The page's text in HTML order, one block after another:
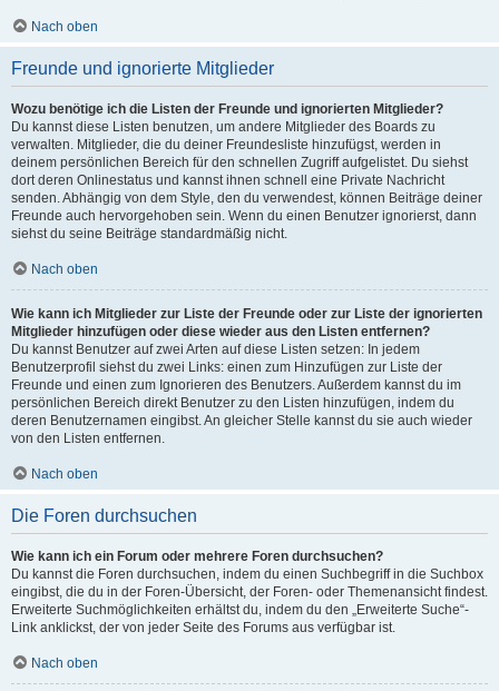
Nach oben
Freunde und ignorierte Mitglieder
Wozu benötige ich die Listen der Freunde und ignorierten Mitglieder?
Du kannst diese Listen benutzen, um andere Mitglieder des Boards zu
verwalten. Mitglieder, die du deiner Freundesliste hinzufügst, werden in
deinem persönlichen Bereich für den schnellen Zugriff aufgelistet. Du siehst
dort deren Onlinestatus und kannst ihnen schnell eine Private Nachricht
senden. Abhängig von dem Style, den du verwendest, können Beiträge deiner
Freunde auch hervorgehoben sein. Wenn du einen Benutzer ignorierst, dann
siehst du seine Beiträge standardmäßig nicht.
Nach oben
Wie kann ich Mitglieder zur Liste der Freunde oder zur Liste der ignorierten
Mitglieder hinzufügen oder diese wieder aus den Listen entfernen?
Du kannst Benutzer auf zwei Arten auf diese Listen setzen: In jedem
Benutzerprofil siehst du zwei Links: einen zum Hinzufügen zur Liste der
Freunde und einen zum Ignorieren des Benutzers. Außerdem kannst du im
persönlichen Bereich direkt Benutzer zu den Listen hinzufügen, indem du
deren Benutzernamen eingibst. An gleicher Stelle kannst du sie auch wieder
von den Listen entfernen.
Nach oben
Die Foren durchsuchen
Wie kann ich ein Forum oder mehrere Foren durchsuchen?
Du kannst die Foren durchsuchen, indem du einen Suchbegriff in die Suchbox
eingibst, die du in der Foren-Übersicht, der Foren- oder Themenansicht findest.
Erweiterte Suchmöglichkeiten erhältst du, indem du den „Erweiterte Suche“-
Link anklickst, der von jeder Seite des Forums aus verfügbar ist.
Nach oben